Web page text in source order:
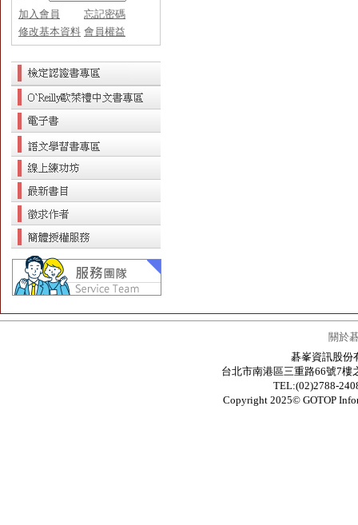
加入會員
忘記密碼
修改基本資料 會員權益
關於
碁峯資訊股份
台北市南港區三重路66號7樓
TEL:(02)2788-
Copyright 2025© GOTOP